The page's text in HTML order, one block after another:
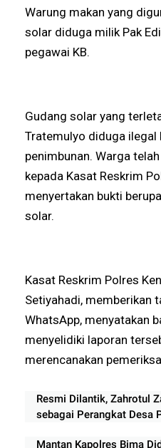
Warung makan yang
solar diduga milik Pak
pegawai KB.
Gudang solar yang
Tratemulyo diduga
penimbunan. Warga
kepada Kasat Reskrim
menyertakan bukti
solar.
Kasat Reskrim Polres
Setiyahadi, memberikan
WhatsApp, menyatakan
menyelidiki laporan
merencanakan
Resmi Dilantik, Zahrotul
sebagai Perangkat Desa
Mantan Kapolres Bima